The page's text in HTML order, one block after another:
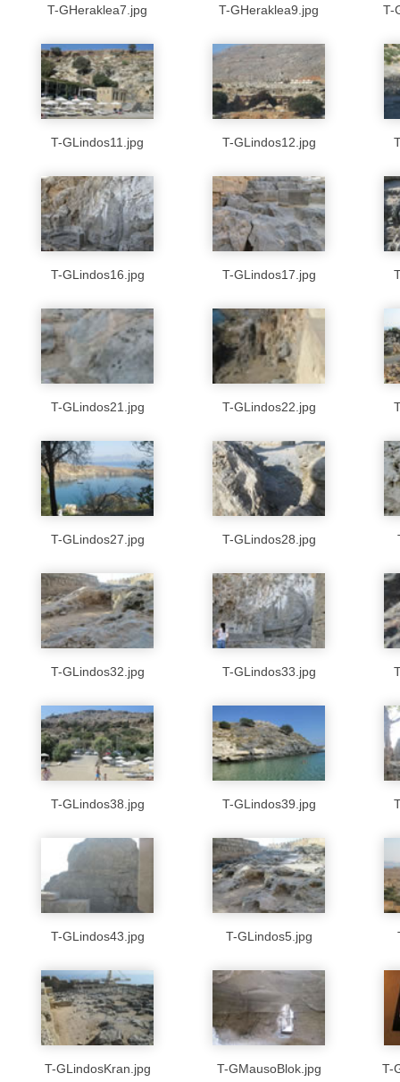
T-GHeraklea7.jpg T-GHeraklea9.jpg T-
T-GLindos11.jpg T-GLindos12.jpg
T-GLindos16.jpg T-GLindos17.jpg
T-GLindos21.jpg T-GLindos22.jpg
T-GLindos27.jpg T-GLindos28.jpg
T-GLindos32.jpg T-GLindos33.jpg
T-GLindos38.jpg T-GLindos39.jpg
T-GLindos43.jpg T-GLindos5.jpg
T-GLindosKran.jpg T-GMausoBlok.jpg T-